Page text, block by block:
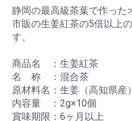
静岡の最高級茶葉で作った
市販の生姜紅茶の5倍以上
す。
商品名 ：生姜紅茶
名 称 ：混合茶
原材料名：生姜（高知県産
内容量 ：2g×10個
賞味期限：6ヶ月以上